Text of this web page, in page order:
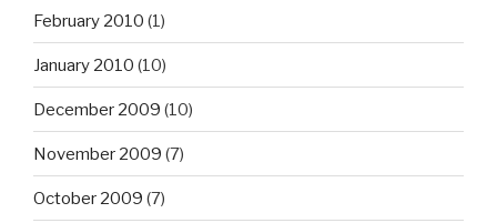
February 2010 (1)
January 2010 (10)
December 2009 (10)
November 2009 (7)
October 2009 (7)